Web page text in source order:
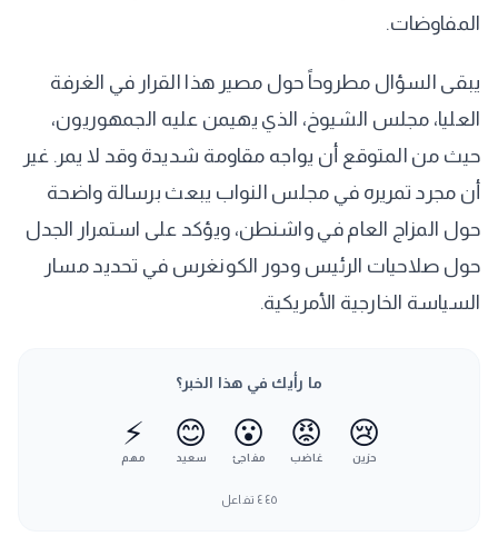
المفاوضات.
يبقى السؤال مطروحاً حول مصير هذا القرار في الغرفة
العليا، مجلس الشيوخ، الذي يهيمن عليه الجمهوريون،
حيث من المتوقع أن يواجه مقاومة شديدة وقد لا يمر. غير
أن مجرد تمريره في مجلس النواب يبعث برسالة واضحة
حول المزاج العام في واشنطن، ويؤكد على استمرار الجدل
حول صلاحيات الرئيس ودور الكونغرس في تحديد مسار
السياسة الخارجية الأمريكية.
ما رأيك في هذا الخبر؟
😢
حزين
😡
غاضب
😮
مفاجئ
😊
سعيد
⚡
مهم
٤٤٥ تفاعل